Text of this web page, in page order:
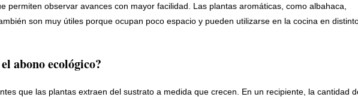
permiten observar avances con mayor facilidad. Las plantas aromáticas, como albahaca,
son muy útiles porque ocupan poco espacio y pueden utilizarse en la cocina en
abono ecológico?
que las plantas extraen del sustrato a medida que crecen. En un recipiente, la cantidad